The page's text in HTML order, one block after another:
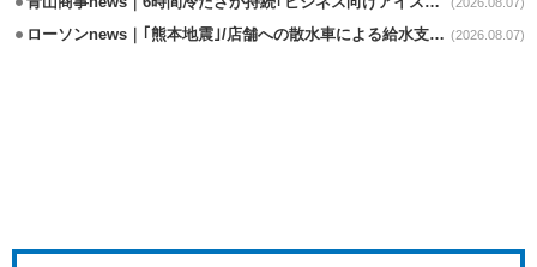
ローソンnews｜｢熊本地震｣/店舗への散水車による給水支援を開始 (2026.08.07)